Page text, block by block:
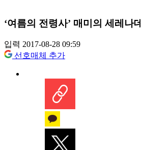
‘여름의 전령사’ 매미의 세레나데
입력 2017-08-28 09:59
선호매체 추가